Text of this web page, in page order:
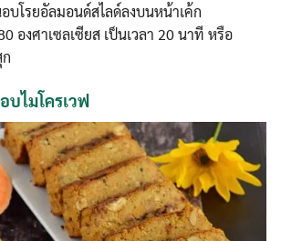
โรยอัลมอนด์สไลด์ลงบนหน้าเค้ก
องศาเซลเซียส เป็นเวลา 20 นาที หรือ
บไมโครเวฟ